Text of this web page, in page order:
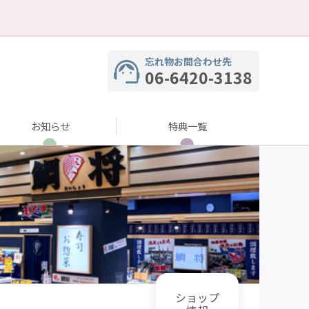
忘れ物お問合わせ先
06-6420-3138
お知らせ 特典一覧
ショップ